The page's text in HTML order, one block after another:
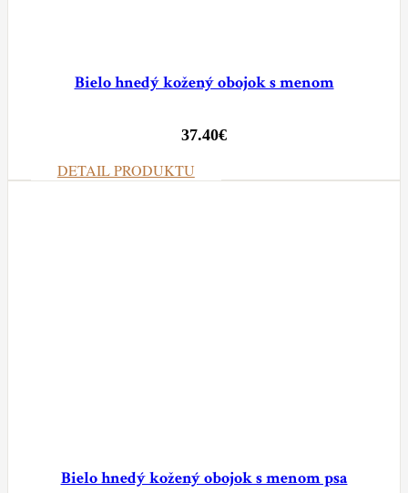
Bielo hnedý kožený obojok s menom
37.40€
DETAIL PRODUKTU
Bielo hnedý kožený obojok s menom psa